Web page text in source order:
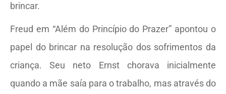
brincar.
Freud em “Além do Princípio do Prazer” apontou o
papel do brincar na resolução dos sofrimentos da
criança. Seu neto Ernst chorava inicialmente
quando a mãe saía para o trabalho, mas através do